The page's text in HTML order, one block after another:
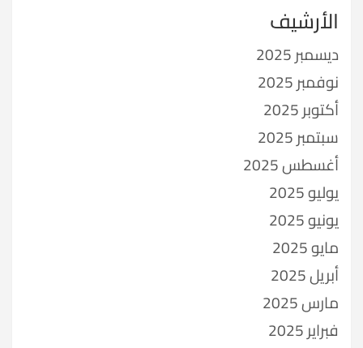
الأرشيف
ديسمبر 2025
نوفمبر 2025
أكتوبر 2025
سبتمبر 2025
أغسطس 2025
يوليو 2025
يونيو 2025
مايو 2025
أبريل 2025
مارس 2025
فبراير 2025